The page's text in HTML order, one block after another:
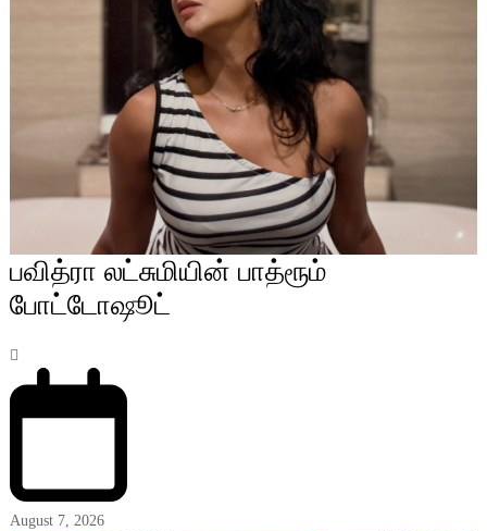
பவித்ரா லட்சுமியின் பாத்ரூம்
போட்டோஷூட்
August 7, 2026